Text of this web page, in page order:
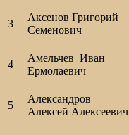
3
Аксенов Григорий
Семенович
4
Амельчев Иван
Ермолаевич
5
Александров
Алексей Алексеевич